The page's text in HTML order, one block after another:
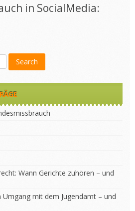
in SocialMedia:
Wann Gerichte zuhören – und
mit dem Jugendamt – und